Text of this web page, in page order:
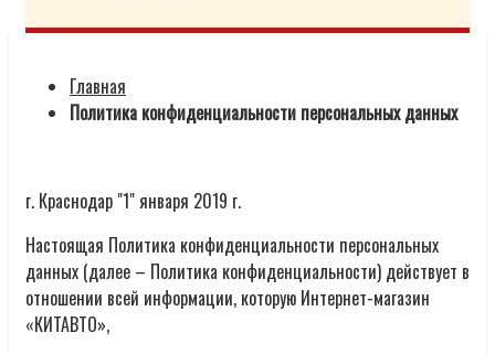
Главная
Политика конфиденциальности персональных данных
г. Краснодар "1" января 2019 г.
Настоящая Политика конфиденциальности персональных
данных (далее – Политика конфиденциальности) действует в
отношении всей информации, которую Интернет-магазин
«КИТАВТО»,